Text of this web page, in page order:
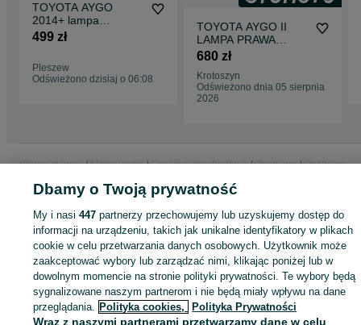
TOYOTA AYGO
2014+ lampa
przednia
499 zł
Pleszew
Odświeżono dzisiaj o 06:08
TOYOTA AYGO II
LAMPA PRAWA
PRZÓD EUROPA
680 zł
Krotoszyn
Odświeżono dnia 05 sierpnia
2026
Strona główna Motoryzacja Części samochodowe Osobowe
Osobowe -
KATEGORIA
ID:943132635 Wyświetlenia:
Zadzwoń / SMS Wyślij wiadomość
Dbamy o Twoją prywatność
My i nasi447 partnerzy przechowujemy lub uzyskujemy dostęp do
informacji na urządzeniu, takich jak unikalne identyfikatory w plikach
cookie w celu przetwarzania danych osobowych. Użytkownik może
zaakceptować wybory lub zarządzać nimi, klikając poniżej lub w
dowolnym momencie na stronie polityki prywatności. Te wybory będą
sygnalizowane naszym partnerom i nie będą miały wpływu na dane
przeglądania. Polityka cookies, Polityka Prywatności
Wraz z naszymi partnerami przetwarzamy dane w celu